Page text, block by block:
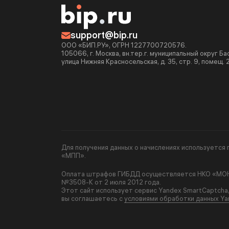
support@bip.ru
ООО «БИП.РУ», ОГРН 1227700720576.
105066, г. Москва, вн.тер.г. муниципальный округ
улица Нижняя Красносельская, д. 35, стр. 9, помещ.
Для получения данных о начислениях
«МПП».
Оплата штрафов ГИБДД осуществляется НКО
№3508-К от 2 июля 2012 года.
Этот сайт использует сервис Yandex
вы соглашаетесь сусловиями обработки данных